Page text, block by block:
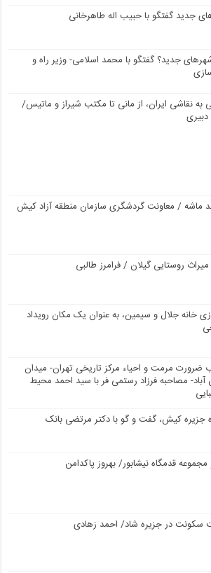
جدید گفتگو با حبیب اله طاهرخانی
جدید؟ گفتگو با محمد اسلامی- وزیر راه و
به نقاشی ایران، از مانی تا مکتب شیراز و ماتیس/
دبیری
ماشه / معاونت گردشگری سازمان منطقه آزاد کیش
روستایی گیلان / فرامرز طالبی
خانه جلال و سیمین، به عنوان یک مکان رویداد
ضرورت مرمت و احیاء مرکز تاریخی تهران- میدان
مصاحبه فرزاد رستمی فر با سید احمد محیط
جزیره کیش، گفت و گو با دکتر مرتضی بانک
مجموعه قدمگاه نیشابور/ بهروز پاکدامن
سکونت در جزیره شاد/ احمد زهادی